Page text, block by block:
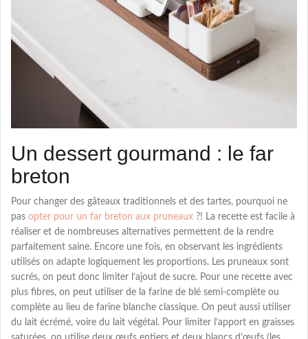
Un dessert gourmand : le far
breton
Pour changer des gâteaux traditionnels et des tartes, pourquoi ne
pas opter pour un far breton aux pruneaux ?! La recette est facile à
réaliser et de nombreuses alternatives permettent de la rendre
parfaitement saine. Encore une fois, en observant les ingrédients
utilisés on adapte logiquement les proportions. Les pruneaux sont
sucrés, on peut donc limiter l’ajout de sucre. Pour une recette avec
plus fibres, on peut utiliser de la farine de blé semi-complète ou
complète au lieu de farine blanche classique. On peut aussi utiliser
du lait écrémé, voire du lait végétal. Pour limiter l’apport en graisses